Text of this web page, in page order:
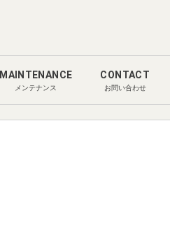
MAINTENANCE
メンテナンス
CONTACT
お問い合わせ